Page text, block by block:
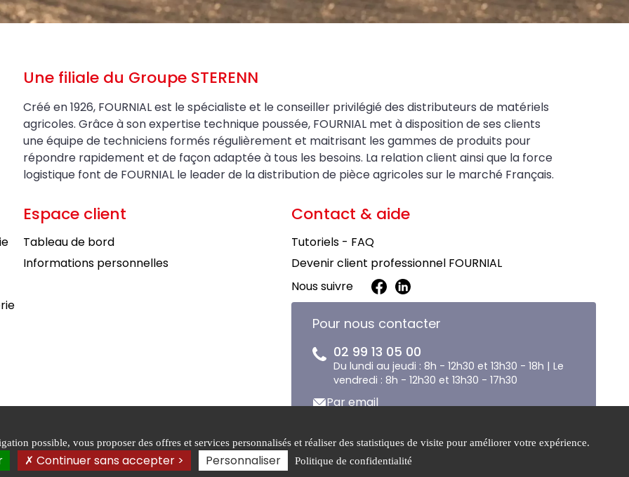
Une filiale du Groupe STERENN
Créé en 1926, FOURNIAL est le spécialiste et le conseiller privilégié des distributeurs de matériels
agricoles. Grâce à son expertise technique poussée, FOURNIAL met à disposition de ses clients
une équipe de techniciens formés régulièrement et maitrisant les gammes de produits pour
répondre rapidement et de façon adaptée à tous les besoins. La relation client ainsi que la force
logistique font de FOURNIAL le leader de la distribution de pièce agricoles sur le marché Français.
Espace client
Tableau de bord
Informations personnelles
Contact & aide
Tutoriels - FAQ
Devenir client professionnel FOURNIAL
Nous suivre
Pour nous contacter
02 99 13 05 00
Du lundi au jeudi : 8h - 12h30 et 13h30 - 18h | Le
vendredi : 8h - 12h30 et 13h30 - 17h30
Par email
générales de
Mentions
légales
Politique de
confidentialité
Gestion des
possible, vous proposer des offres et services personnalisés et réaliser des statistiques de visite pour améliorer votre expérience.
Continuer sans accepter > Personnaliser Politique de confidentialité